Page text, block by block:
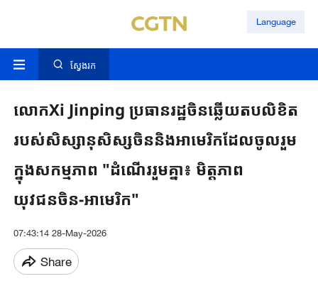
Language
ស្វែងរក
លោកXi Jinping ប្រធានរដ្ឋចិនឆ្លើយតបលិខិត
របស់សិស្សានុសិស្សចិននិងអាមេរិកដែលចូលរួម
ក្នុងសកម្មភាព "ដំណើររួមគ្នា៖ មិត្តភាព
យុវជនចិន-អាមេរិក"
07:43:14 28-May-2026
Share